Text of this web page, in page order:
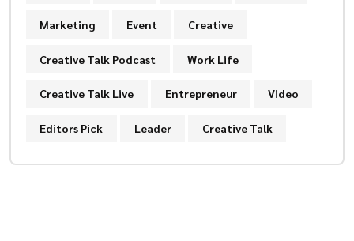
Marketing Event Creative
Creative Talk Podcast Work Life
Creative Talk Live Entrepreneur Video
Editors Pick Leader Creative Talk